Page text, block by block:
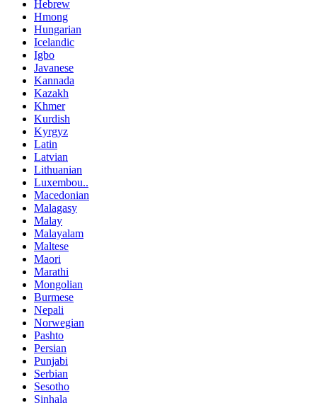
Hebrew
Hmong
Hungarian
Icelandic
Igbo
Javanese
Kannada
Kazakh
Khmer
Kurdish
Kyrgyz
Latin
Latvian
Lithuanian
Luxembou..
Macedonian
Malagasy
Malay
Malayalam
Maltese
Maori
Marathi
Mongolian
Burmese
Nepali
Norwegian
Pashto
Persian
Punjabi
Serbian
Sesotho
Sinhala